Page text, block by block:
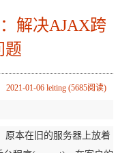
解决AJAX跨
题
2021-01-06 leiting (5685阅读)
原本在旧的服务器上放着